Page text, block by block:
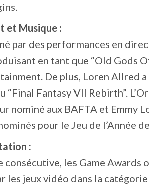
et Musique :
par des performances en
en tant que “Old Gods
De plus, Loren Allred
“Final Fantasy VII Rebirth”.
nominé aux BAFTA et Emmy
pour le Jeu de l’Année
:
consécutive, les Game Awards
les jeux vidéo dans la